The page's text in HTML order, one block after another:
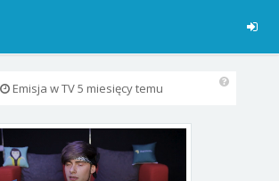
Emisja w TV5 miesięcy temu